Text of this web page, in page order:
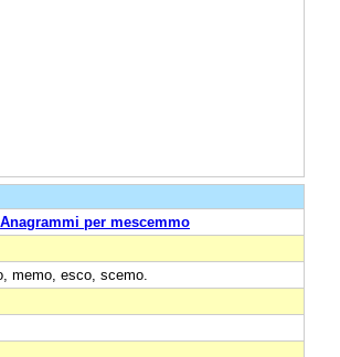
Anagrammi per mescemmo
memo, esco, scemo.